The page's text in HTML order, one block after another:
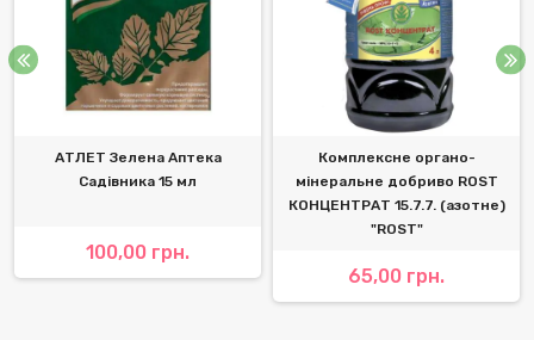
АТЛЕТ Зелена Аптека
Садівника 15 мл
100,00 грн.
Комплексне органо-
мінеральне добриво ROST
КОНЦЕНТРАТ 15.7.7. (азотне)
"ROST"
65,00 грн.